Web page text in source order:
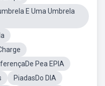
E Uma Umbrela
Pea EPIA
PiadasDo DIA